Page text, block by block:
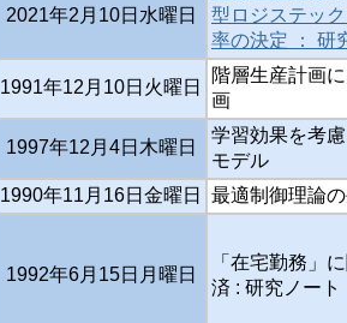
2021年2月10日水曜日
型ロジステッ
率の決定 ： 研
1991年12月10日火曜日
階層生産計画
画
1997年12月4日木曜日
学習効果を考
モデル
1990年11月16日金曜日
最適制御理論
1992年6月15日月曜日
「在宅勤務」
済 : 研究ノート